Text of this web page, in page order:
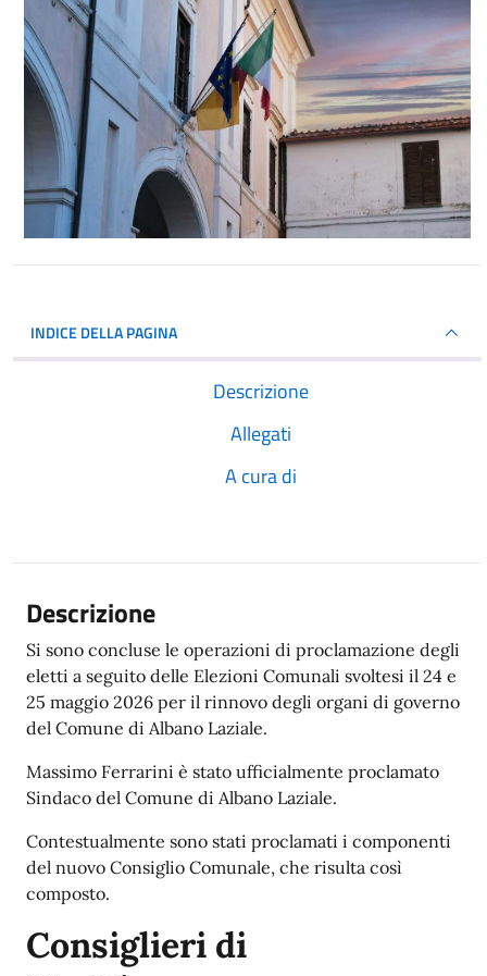
INDICE DELLA PAGINA
Descrizione
Allegati
A cura di
Descrizione
Si sono concluse le operazioni di proclamazione degli
eletti a seguito delle Elezioni Comunali svoltesi il 24 e
25 maggio 2026 per il rinnovo degli organi di governo
del Comune di Albano Laziale.
Massimo Ferrarini è stato ufficialmente proclamato
Sindaco del Comune di Albano Laziale.
Contestualmente sono stati proclamati i componenti
del nuovo Consiglio Comunale, che risulta così
composto.
Consiglieri di